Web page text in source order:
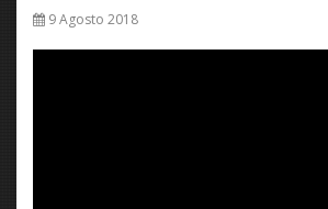
9 Agosto 2018